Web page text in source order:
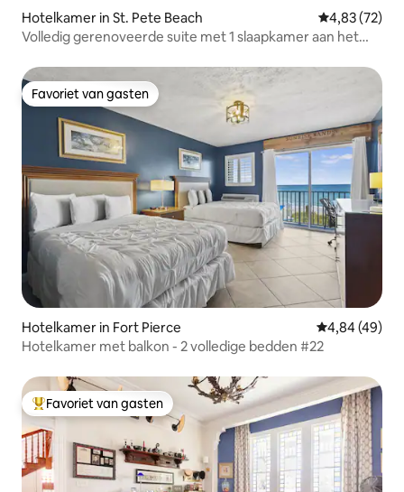
Hotelkamer in St. Pete Beach Gemiddelde
4,83 (72)
Volledig gerenoveerde suite met 1 slaapkamer aan het
Favoriet van gasten
Favoriet van gasten
Hotelkamer in Fort Pierce Gemiddelde
4,84 (49)
Hotelkamer met balkon - 2 volledige bedden #22
Topfavoriet van gasten
Favoriet van gasten